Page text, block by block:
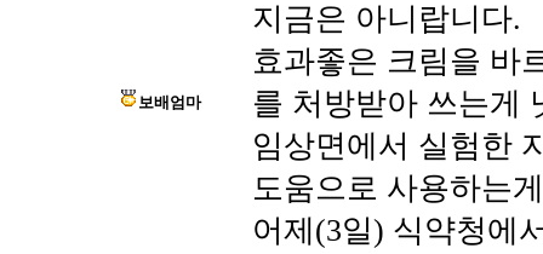
보배엄마
지금은 아니랍니다.
효과좋은 크림을 바
를 처방받아 쓰는게
임상면에서 실험한
도움으로 사용하는
어제(3일) 식약청에